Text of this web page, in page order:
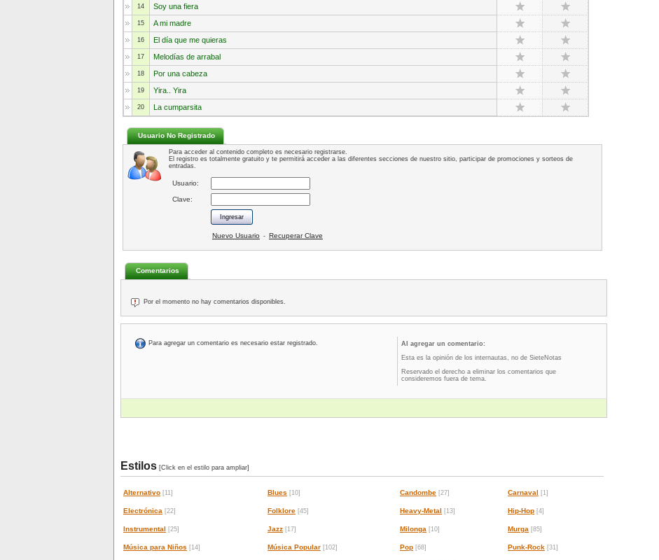
14 Soy una fiera
15 A mi madre
16 El día que me quieras
17 Melodías de arrabal
18 Por una cabeza
19 Yira.. Yira
20 La cumparsita
Usuario No Registrado
Para acceder al contenido completo es necesario registrarse.
El registro es totalmente gratuito y te permitirá acceder a las diferentes secciones de nuestro sitio, participar de promociones y sorteos de
entradas.
Usuario:
Clave:
Nuevo Usuario - Recuperar Clave
Comentarios
Por el momento no hay comentarios disponibles.
Para agregar un comentario es necesario estar registrado.
Al agregar un comentario:
Esta es la opinión de los internautas, no de SieteNotas
Reservado el derecho a eliminar los comentarios que
consideremos fuera de tema.
Estilos [Click en el estilo para ampliar]
Alternativo [11] Blues [10] Candombe [27] Carnaval [1]
Electrónica [22] Folklore [45] Heavy-Metal [13] Hip-Hop [4]
Instrumental [25] Jazz [17] Milonga [10] Murga [85]
Música para Niños [14] Música Popular [102] Pop [68] Punk-Rock [31]